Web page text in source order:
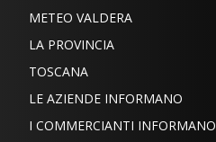
METEO VALDERA
LA PROVINCIA
TOSCANA
LE AZIENDE INFORMANO
I COMMERCIANTI INFORMANO